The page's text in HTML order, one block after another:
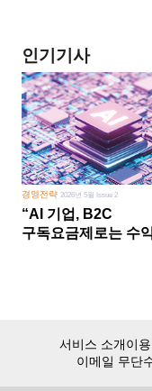
인기기사
경영전략 2026년 5월 Issue 2
“AI 기업, B2C
구독요금제로는 수
서비스 소개이
이메일 무단